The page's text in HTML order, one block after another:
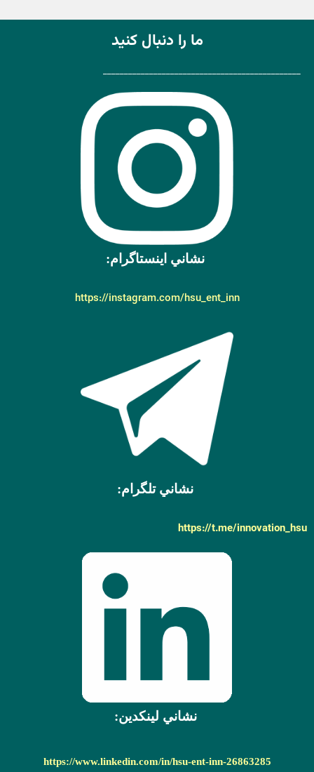
ما را دنبال کنید
_______________________________________________
نشاني اينستاگرام:
https://instagram.com/hsu_ent_inn
نشاني تلگرام:
https://t.me/innovation_hsu
نشاني لينکدين:
https://www.linkedin.com/in/hsu-ent-inn-26863285